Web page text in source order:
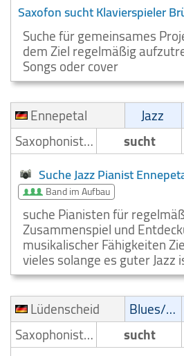
Saxofon sucht Klavierspieler
Suche für gemeinsames
dem Ziel regelmäßig
Songs oder cover
Ennepetal
Jazz
Saxophonist/Saxophonspieler
sucht
Suche Jazz Pianist
Band im Aufbau
suche Pianisten für
Zusammenspiel und
musikalischer Fähigkeiten
vieles solange es guter Jazz
Lüdenscheid
Blues/Swing
Saxophonist/Saxophonspieler
sucht